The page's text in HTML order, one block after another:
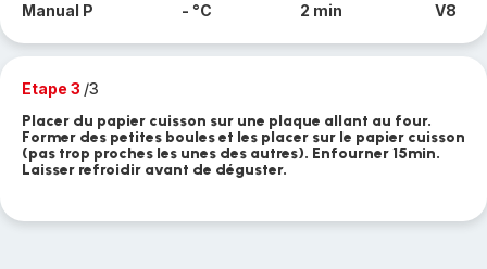
Manual P - °C 2 min V8
Etape 3 /3
Placer du papier cuisson sur une plaque allant au four.
Former des petites boules et les placer sur le papier cuisson
(pas trop proches les unes des autres). Enfourner 15min.
Laisser refroidir avant de déguster.